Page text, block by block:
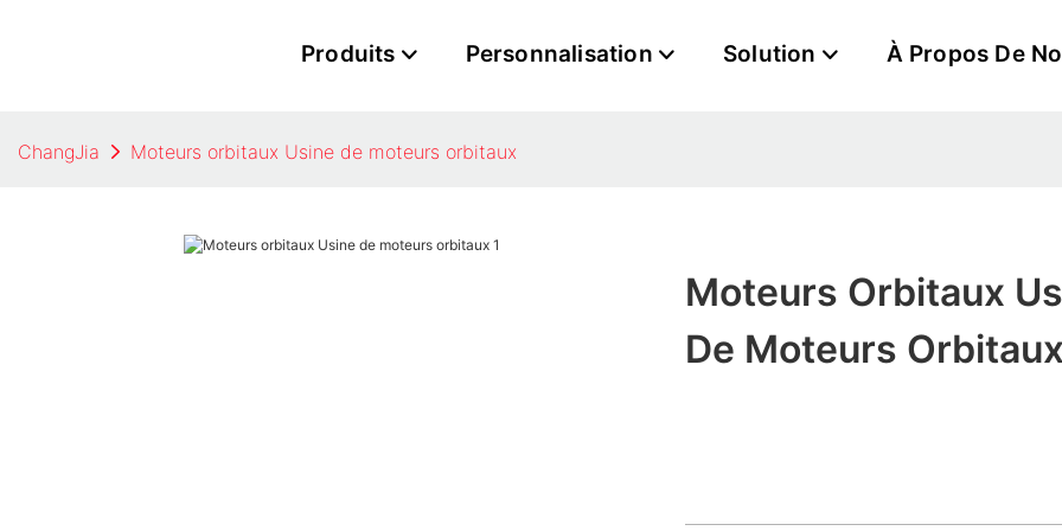
Produits Personnalisation Solution À Propos De
ChangJia Moteurs orbitaux Usine de moteurs orbitaux
Moteurs Orbitaux
De Moteurs